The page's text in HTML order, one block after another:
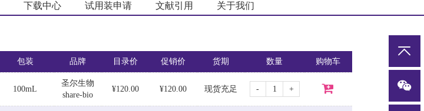
下载中心 试用装申请 文献引用 关于我们
包装 品牌 目录价 促销价 货期 数量 购物车
100mL
圣尔生物
share-bio
¥120.00 ¥120.00 现货充足 - +